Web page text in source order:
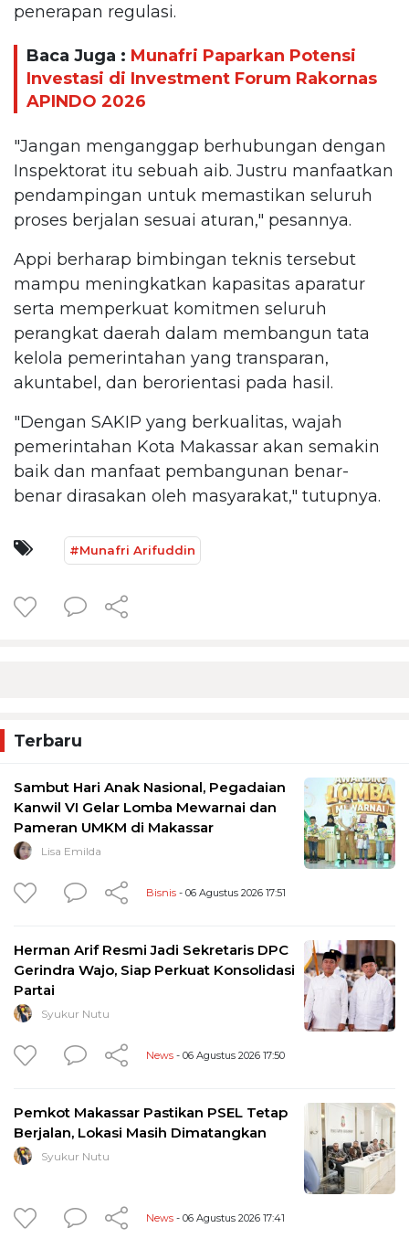
penerapan regulasi.
Baca Juga : Munafri Paparkan Potensi
Investasi di Investment Forum Rakornas
APINDO 2026
"Jangan menganggap berhubungan dengan
Inspektorat itu sebuah aib. Justru manfaatkan
pendampingan untuk memastikan seluruh
proses berjalan sesuai aturan," pesannya.
Appi berharap bimbingan teknis tersebut
mampu meningkatkan kapasitas aparatur
serta memperkuat komitmen seluruh
perangkat daerah dalam membangun tata
kelola pemerintahan yang transparan,
akuntabel, dan berorientasi pada hasil.
"Dengan SAKIP yang berkualitas, wajah
pemerintahan Kota Makassar akan semakin
baik dan manfaat pembangunan benar-
benar dirasakan oleh masyarakat," tutupnya.
#Munafri Arifuddin
Terbaru
Sambut Hari Anak Nasional, Pegadaian
Kanwil VI Gelar Lomba Mewarnai dan
Pameran UMKM di Makassar
Lisa Emilda
Bisnis - 06 Agustus 2026 17:51
Herman Arif Resmi Jadi Sekretaris DPC
Gerindra Wajo, Siap Perkuat Konsolidasi
Partai
Syukur Nutu
News - 06 Agustus 2026 17:50
Pemkot Makassar Pastikan PSEL Tetap
Berjalan, Lokasi Masih Dimatangkan
Syukur Nutu
News - 06 Agustus 2026 17:41